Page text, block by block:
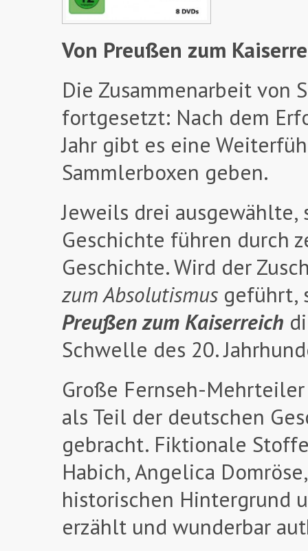
Von Preußen zum
Die Zusammenarbeit von
fortgesetzt: Nach dem
Jahr gibt es eine
Sammlerboxen geben.
Jeweils drei ausgewählte,
Geschichte führen durch
Geschichte. Wird der
zum Absolutismus geführt,
Preußen zum Kaiserreich
Schwelle des 20.
Große Fernseh-
als Teil der deutschen
gebracht. Fiktionale
Habich, Angelica
historischen Hintergrund
erzählt und wunderbar